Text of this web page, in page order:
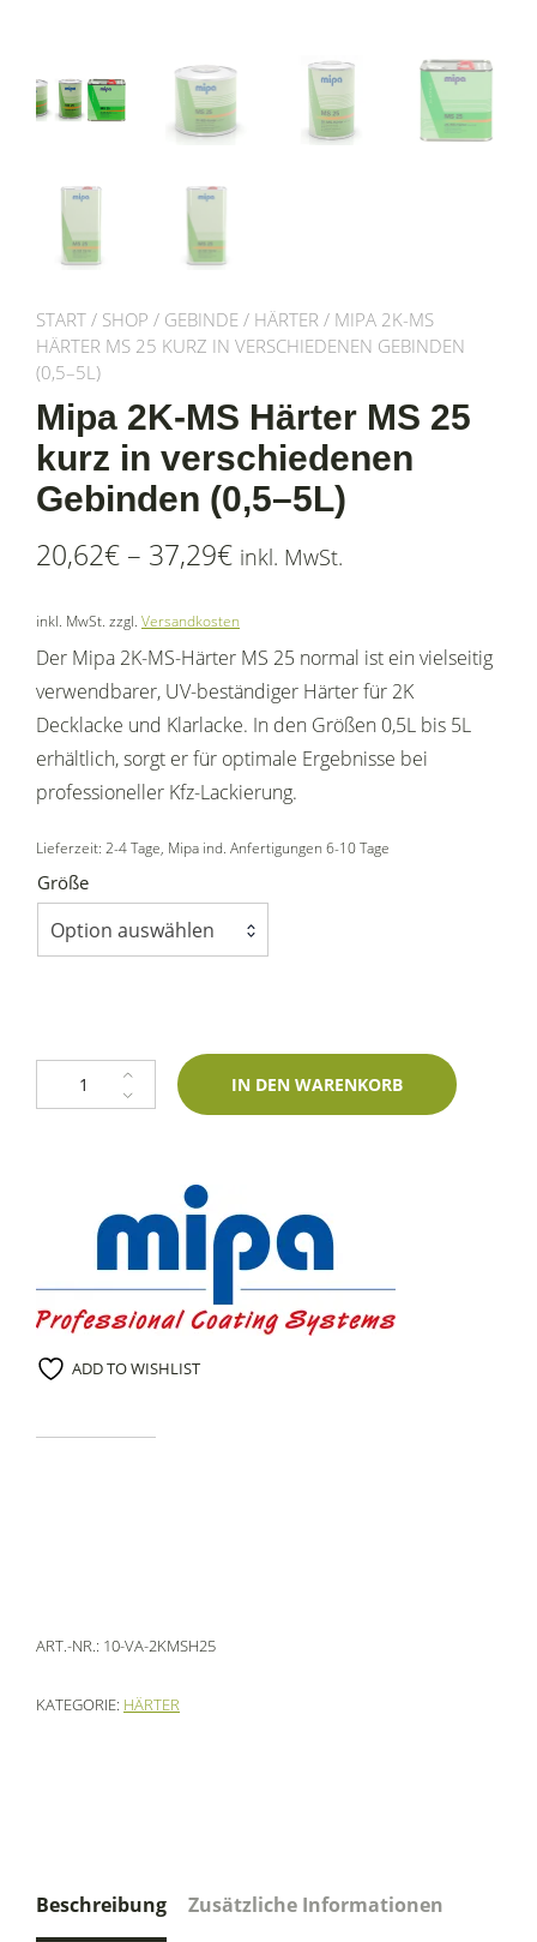
START / SHOP / GEBINDE / HÄRTER / MIPA 2K-MS
HÄRTER MS 25 KURZ IN VERSCHIEDENEN GEBINDEN
(0,5–5L)
Mipa 2K-MS Härter MS 25
kurz in verschiedenen
Gebinden (0,5–5L)
20,62€ – 37,29€ inkl. MwSt.
inkl. MwSt. zzgl. Versandkosten
Der Mipa 2K-MS-Härter MS 25 normal ist ein vielseitig
verwendbarer, UV-beständiger Härter für 2K
Decklacke und Klarlacke. In den Größen 0,5L bis 5L
erhältlich, sorgt er für optimale Ergebnisse bei
professioneller Kfz-Lackierung.
Lieferzeit: 2-4 Tage, Mipa ind. Anfertigungen 6-10 Tage
Größe
Option auswählen
Mipa 2K-MS Härter MS 25 kurz in verschiedenen Gebinden (0,5–5L)
IN DEN WARENKORB
ADD TO WISHLIST
ART.-NR.: 10-VA-2KMSH25
KATEGORIE: HÄRTER
Beschreibung Zusätzliche Informationen